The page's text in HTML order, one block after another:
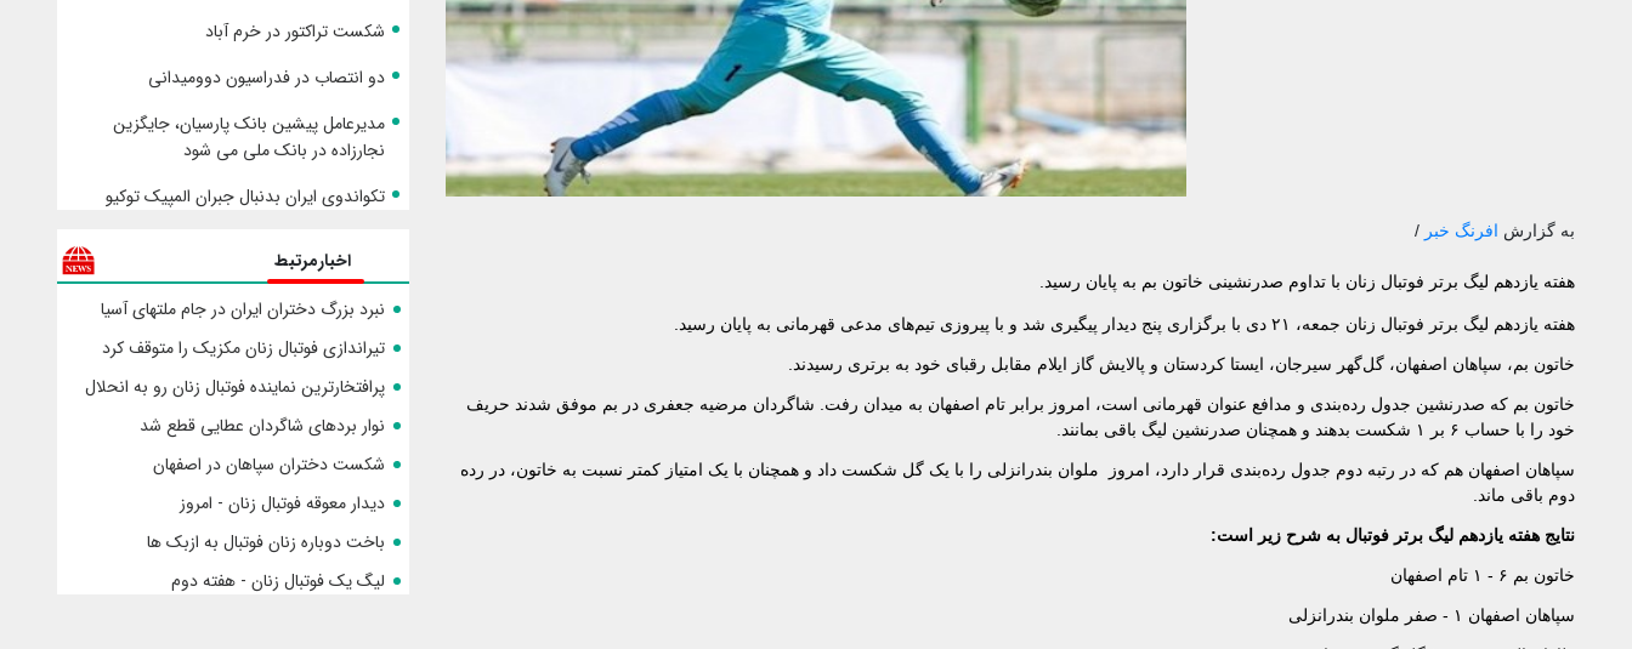
به گزارش افرنگ خبر /
هفته یازدهم لیگ برتر فوتبال زنان با تداوم صدرنشینی خاتون بم به پایان رسید.
هفته یازدهم لیگ برتر فوتبال زنان جمعه، ۲۱ دی با برگزاری پنج دیدار پیگیری شد و با پیروزی تیم‌های مدعی قهرمانی به پایان رسید.
خاتون بم، سپاهان اصفهان، گل‌گهر سیرجان، ایستا کردستان و پالایش گاز ایلام مقابل رقبای خود به برتری رسیدند.
خاتون بم که صدرنشین جدول رده‌بندی و مدافع عنوان قهرمانی است، امروز برابر تام اصفهان به میدان رفت. شاگردان مرضیه جعفری در بم موفق شدند حریف
خود را با حساب ۶ بر ۱ شکست بدهند و همچنان صدرنشین لیگ باقی بمانند.
سپاهان اصفهان هم که در رتبه دوم جدول رده‌بندی قرار دارد، امروز ملوان بندرانزلی را با یک گل شکست داد و همچنان با یک امتیاز کمتر نسبت به خاتون، در رده
دوم باقی ماند.
نتایج هفته یازدهم لیگ برتر فوتبال به شرح زیر است:
خاتون بم ۶ - ۱ تام اصفهان
سپاهان اصفهان ۱ - صفر ملوان بندرانزلی
شکست تراکتور در خرم آباد
دو انتصاب در فدراسیون دوومیدانی
مدیرعامل پیشین بانک پارسیان، جایگزین
نجارزاده در بانک ملی می شود
تکواندوی ایران بدنبال جبران المپیک توکیو
اخبارمرتبط
نبرد بزرگ دختران ایران در جام ملتهای آسیا
تیراندازی فوتبال زنان مکزیک را متوقف کرد
پرافتخارترین نماینده فوتبال زنان رو به انحلال
نوار بردهای شاگردان عطایی قطع شد
شکست دختران سپاهان در اصفهان
دیدار معوقه فوتبال زنان - امروز
باخت دوباره زنان فوتبال به ازبک ها
لیگ یک فوتبال زنان - هفته دوم